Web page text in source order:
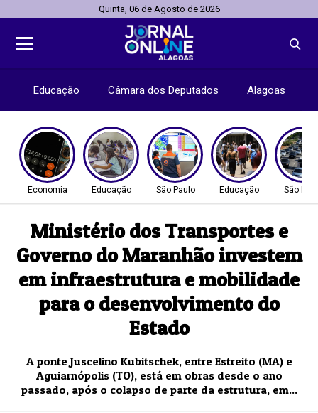
Quinta, 06 de Agosto de 2026
Educação Câmara dos Deputados Alagoas
Economia Educação São Paulo Educação São
Ministério dos Transportes e
Governo do Maranhão investem
em infraestrutura e mobilidade
para o desenvolvimento do
Estado
A ponte Juscelino Kubitschek, entre Estreito (MA) e
Aguiarnópolis (TO), está em obras desde o ano
passado, após o colapso de parte da estrutura, em...